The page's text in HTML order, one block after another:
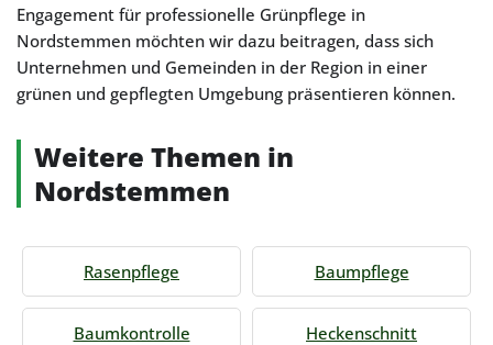
Engagement für professionelle Grünpflege in
Nordstemmen möchten wir dazu beitragen, dass sich
Unternehmen und Gemeinden in der Region in einer
grünen und gepflegten Umgebung präsentieren können.
Weitere Themen in
Nordstemmen
Rasenpflege Baumpflege
Baumkontrolle Heckenschnitt